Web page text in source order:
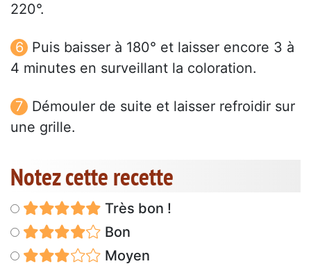
220°.
Puis baisser à 180° et laisser encore 3 à
4 minutes en surveillant la coloration.
Démouler de suite et laisser refroidir sur
une grille.
Notez cette recette
Très bon !
Bon
Moyen